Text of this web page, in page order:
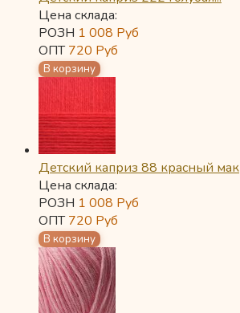
Цена склада:
РОЗН 1 008 Руб
ОПТ720 Руб
Детский каприз 88 красный мак
Цена склада:
РОЗН 1 008 Руб
ОПТ720 Руб